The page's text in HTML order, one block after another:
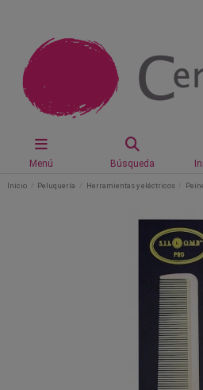
Menú Búsqueda
Inicio Peluquería Herramientas y eléctricos